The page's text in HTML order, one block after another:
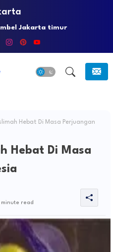
Jakarta timur
Hebat Di Masa Perjuangan
Hebat Di Masa
minute read